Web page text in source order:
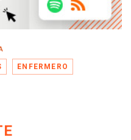
ENFERMERO